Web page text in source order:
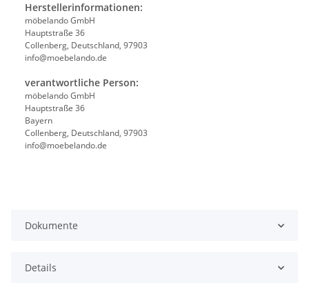
Herstellerinformationen:
möbelando GmbH
Hauptstraße 36
Collenberg, Deutschland, 97903
info@moebelando.de
verantwortliche Person:
möbelando GmbH
Hauptstraße 36
Bayern
Collenberg, Deutschland, 97903
info@moebelando.de
Dokumente
Details